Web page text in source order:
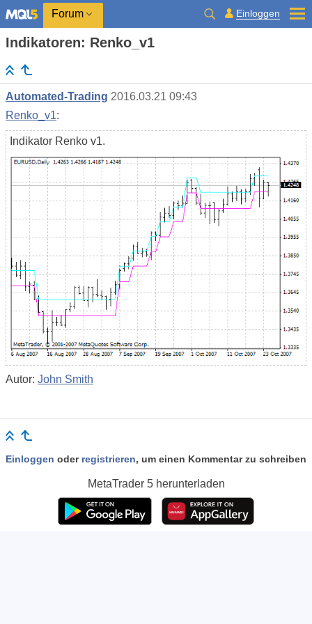
Forum Einloggen
Indikatoren: Renko_v1
Automated-Trading 2016.03.21 09:43
Renko_v1:
Indikator Renko v1.
Autor: John Smith
Einloggen oder registrieren, um einen Kommentar zu schreiben
MetaTrader 5herunterladen